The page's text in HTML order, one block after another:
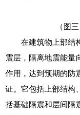
（图
在建筑物上部结
震层，隔离地震能量
作用，达到预期的防
证。它包括上部结构
括基础隔震和层间隔